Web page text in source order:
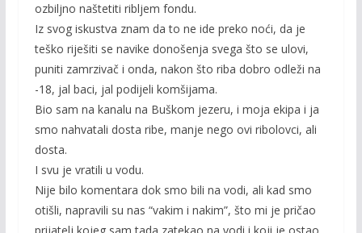
ozbiljno naštetiti ribljem fondu.
Iz svog iskustva znam da to ne ide preko noći, da je
teško riješiti se navike donošenja svega što se ulovi,
puniti zamrzivač i onda, nakon što riba dobro odleži na
-18, jal baci, jal podijeli komšijama.
Bio sam na kanalu na Buškom jezeru, i moja ekipa i ja
smo nahvatali dosta ribe, manje nego ovi ribolovci, ali
dosta.
I svu je vratili u vodu.
Nije bilo komentara dok smo bili na vodi, ali kad smo
otišli, napravili su nas “vakim i nakim”, što mi je pričao